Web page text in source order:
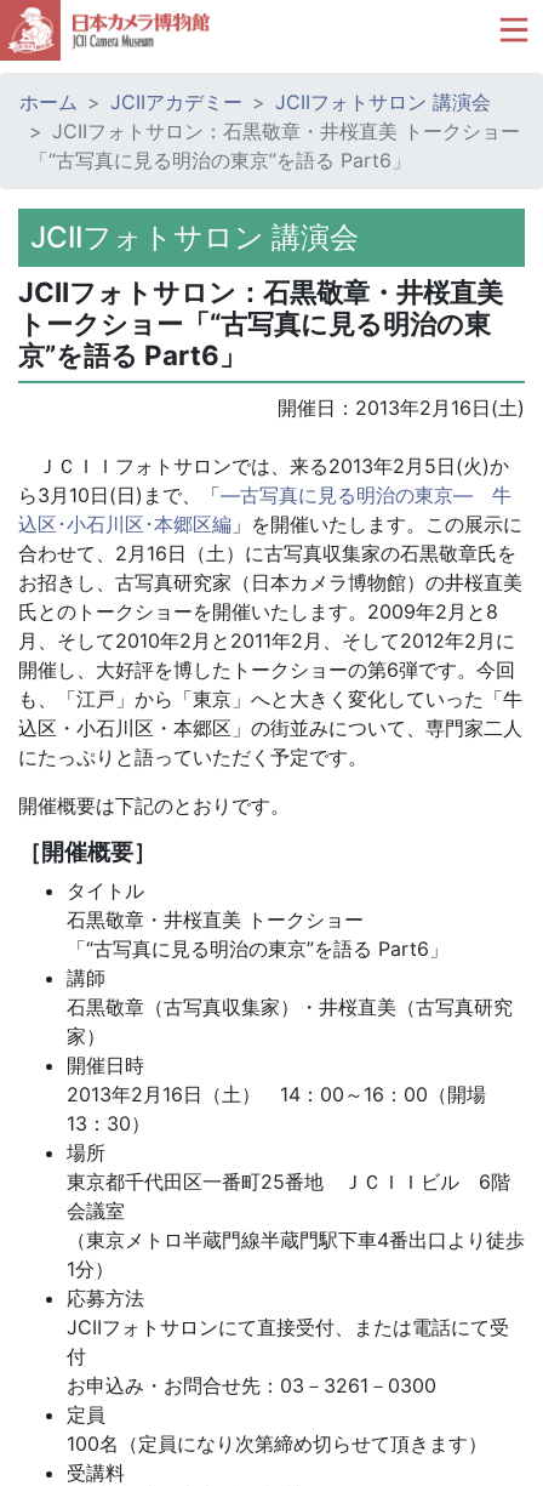
ホーム JCIIアカデミー
JCIIフォトサロン 講演会
JCIIフォトサロン：石黒敬章・井桜直美 トークショー
「“古写真に見る明治の東京”を語る Part6」
JCIIフォトサロン 講演会
JCIIフォトサロン：石黒敬章・井桜直美
トークショー「“古写真に見る明治の東
京”を語る Part6」
開催日： 2013年2月16日(土)
ＪＣＩＩフォトサロンでは、来る2013年2月5日(火)か
ら3月10日(日)まで、「―古写真に見る明治の東京― 牛
込区･小石川区･本郷区編 」を開催いたします。この展示に
合わせて、2月16日（土）に古写真収集家の石黒敬章氏を
お招きし、古写真研究家（日本カメラ博物館）の井桜直美
氏とのトークショーを開催いたします。2009年2月と8
月、そして2010年2月と2011年2月、そして2012年2月に
開催し、大好評を博したトークショーの第6弾です。今回
も、「江戸」から「東京」へと大きく変化していった「牛
込区・小石川区・本郷区」の街並みについて、専門家二人
にたっぷりと語っていただく予定です。
開催概要は下記のとおりです。
［開催概要］
タイトル
石黒敬章・井桜直美 トークショー
「“古写真に見る明治の東京”を語る Part6」
講師
石黒敬章（古写真収集家）・井桜直美（古写真研究
家）
開催日時
2013年2月16日（土） 14：00～16：00（開場
13：30）
場所
東京都千代田区一番町25番地 ＪＣＩＩビル 6階
会議室
（東京メトロ半蔵門線半蔵門駅下車4番出口より徒歩
1分）
応募方法
JCIIフォトサロンにて直接受付、または電話にて受
付
お申込み・お問合せ先：03－3261－0300
定員
100名（定員になり次第締め切らせて頂きます）
受講料